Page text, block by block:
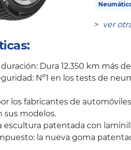
> ver
Dura 12.350 km más
Nº1 en los tests de
los fabricantes de
sus modelos.
escultura patentada con
la nueva goma